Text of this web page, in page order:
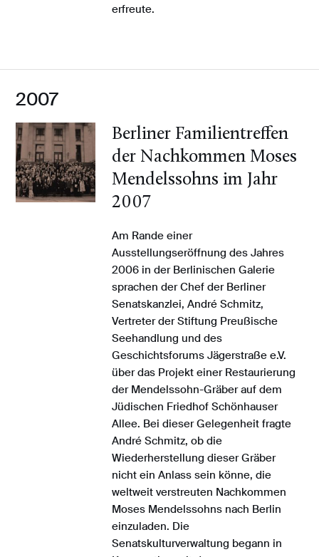
erfreute.
2007
Berliner Familientreffen
der Nachkommen Moses
Mendelssohns im Jahr
2007
Am Rande einer
Ausstellungseröffnung des Jahres
2006 in der Berlinischen Galerie
sprachen der Chef der Berliner
Senatskanzlei, André Schmitz,
Vertreter der Stiftung Preußische
Seehandlung und des
Geschichtsforums Jägerstraße e.V.
über das Projekt einer Restaurierung
der Mendelssohn-Gräber auf dem
Jüdischen Friedhof Schönhauser
Allee. Bei dieser Gelegenheit fragte
André Schmitz, ob die
Wiederherstellung dieser Gräber
nicht ein Anlass sein könne, die
weltweit verstreuten Nachkommen
Moses Mendelssohns nach Berlin
einzuladen. Die
Senatskulturverwaltung begann in